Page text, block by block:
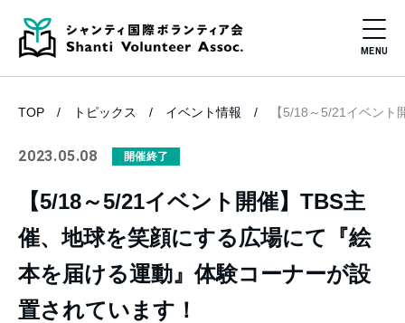
TOP トピックス イベント情報 【5/18～5/21イベン
2023.05.08 開催終了
【5/18～5/21イベント開催】TBS主
催、地球を笑顔にする広場にて『絵
本を届ける運動』体験コーナーが設
置されています！